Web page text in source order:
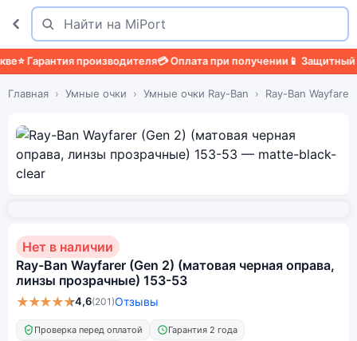
Поиск
Найти
⭐ Гарантия производителя💳 Оплата при получении📱 Защитный
Главная Умные очки Умные очки Ray-Ban Ray-Ban
Нет в наличии
Ray-Ban Wayfarer (Gen 2) (матовая черная оправа,
линзы прозрачные) 153-53
★★★★★4,6(201)Отзывы
Проверка перед оплатой
Гарантия 2 года